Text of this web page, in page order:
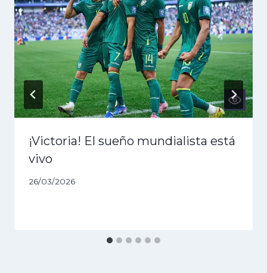
¡Victoria! El sueño mundialista está
vivo
26/03/2026